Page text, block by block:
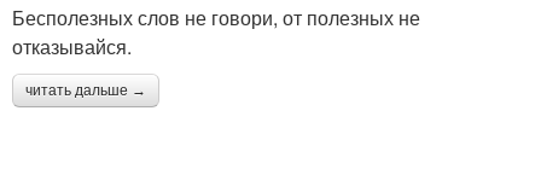
Бесполезных слов не говори, от полезных не
отказывайся.
читать дальше →